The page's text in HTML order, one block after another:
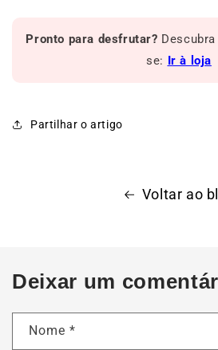
Pronto para desfrutar?
se:
Ir à loja
Partilhar o artigo
Voltar ao
Deixar um
Nome *